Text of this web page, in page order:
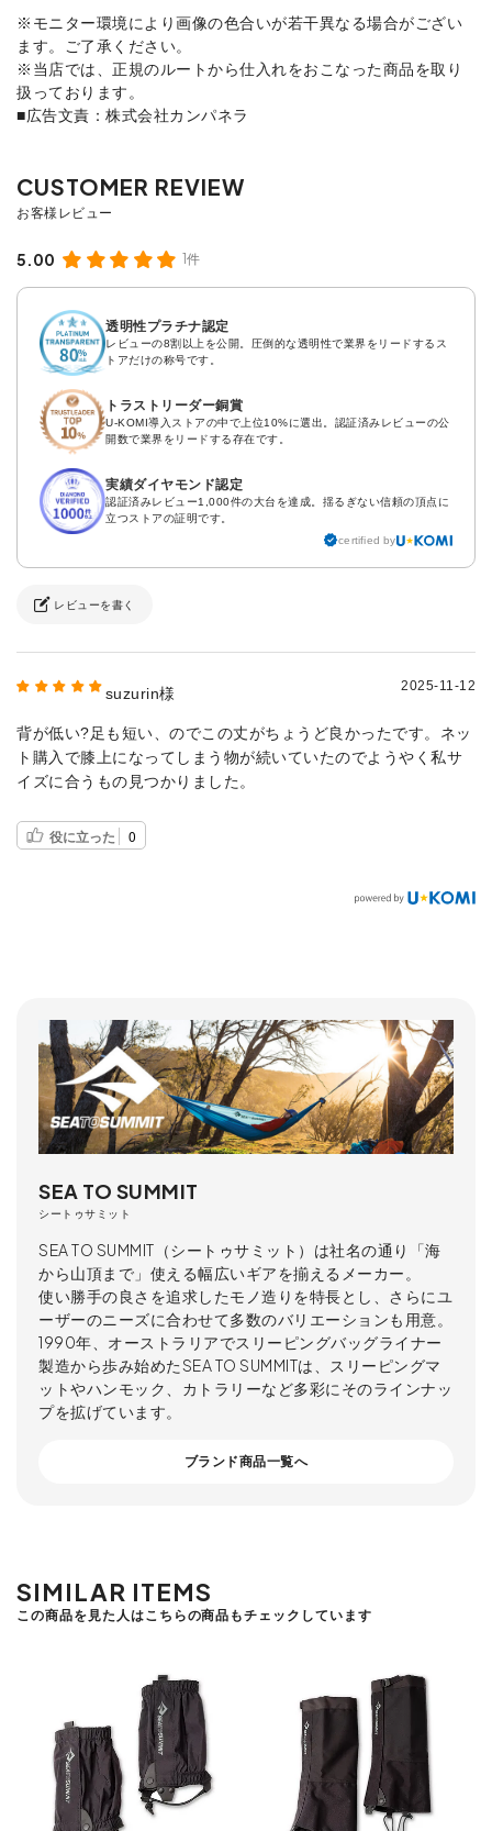
※モニター環境により画像の色合いが若干異なる場合がござい
ます。ご了承ください。
※当店では、正規のルートから仕入れをおこなった商品を取り
扱っております。
■広告文責：株式会社カンパネラ
5.00 1件
透明性プラチナ認定
レビューの8割以上を公開。圧倒的な透明性で業界をリードするス
トアだけの称号です。
トラストリーダー銅賞
U-KOMI導入ストアの中で上位10%に選出。認証済みレビューの公
開数で業界をリードする存在です。
実績ダイヤモンド認定
認証済みレビュー1,000件の大台を達成。揺るぎない信頼の頂点に
立つストアの証明です。
certified by
レビューを書く
suzurin様 2025-11-12
背が低い?足も短い、のでこの丈がちょうど良かったです。ネッ
ト購入で膝上になってしまう物が続いていたのでようやく私サ
イズに合うもの見つかりました。
役に立った 0
SEA TO SUMMIT
シートゥサミット
SEA TO SUMMIT（シートゥサミット）は社名の通り「海
から山頂まで」使える幅広いギアを揃えるメーカー。
使い勝手の良さを追求したモノ造りを特長とし、さらにユ
ーザーのニーズに合わせて多数のバリエーションも用意。
1990年、オーストラリアでスリーピングバッグライナー
製造から歩み始めたSEA TO SUMMITは、スリーピングマ
ットやハンモック、カトラリーなど多彩にそのラインナッ
プを拡げています。
ブランド商品一覧へ
SIMILAR ITEMS
この商品を見た人はこちらの商品もチェックしています